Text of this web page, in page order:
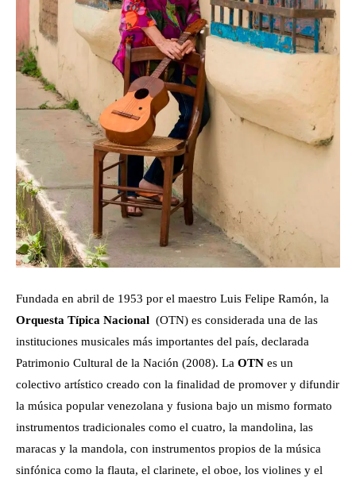
Fundada en abril de 1953 por el maestro Luis Felipe Ramón, la
Orquesta Típica Nacional (OTN) es considerada una de las
instituciones musicales más importantes del país, declarada
Patrimonio Cultural de la Nación (2008). La OTN es un
colectivo artístico creado con la finalidad de promover y difundir
la música popular venezolana y fusiona bajo un mismo formato
instrumentos tradicionales como el cuatro, la mandolina, las
maracas y la mandola, con instrumentos propios de la música
sinfónica como la flauta, el clarinete, el oboe, los violines y el